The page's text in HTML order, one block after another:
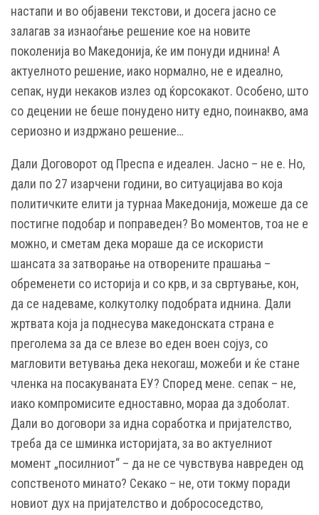
настапи и во објавени текстови, и досега јасно се
залагав за изнаоѓање решение кое на новите
поколенија во Македонија, ќе им понуди иднина! А
актуелното решение, иако нормално, не е идеално,
сепак, нуди некаков излез од ќорсокакот. Особено, што
со децении не беше понудено ниту едно, поинакво, ама
сериозно и издржано решение…
Дали Договорот од Преспа е идеален. Јасно – не е. Но,
дали по 27 изарчени години, во ситуацијава во која
политичките елити ја турнаа Македонија, можеше да се
постигне подобар и поправеден? Во моментов, тоа не е
можно, и сметам дека мораше да се искористи
шансата за затворање на отворените прашања –
обременети со историја и со крв, и за свртување, кон,
да се надеваме, колкутолку подобрата иднина. Дали
жртвата која ја поднесува македонската страна е
преголема за да се влезе во еден воен сојуз, со
магловити ветувања дека некогаш, можеби и ќе стане
членка на посакуваната ЕУ? Според мене. сепак – не,
иако компромисите едноставно, мораа да здоболат.
Дали во договори за идна соработка и пријателство,
треба да се шминка историјата, за во актуелниот
момент „посилниот“ – да не се чувствува навреден од
сопственото минато? Секако – не, оти токму поради
новиот дух на пријателство и добрососедство,